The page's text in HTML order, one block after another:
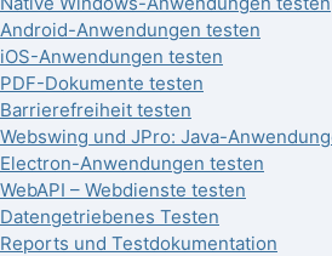
Android-Anwendungen testen
iOS-Anwendungen testen
PDF-Dokumente testen
Barrierefreiheit testen
Webswing und JPro: Java-
Electron-Anwendungen testen
WebAPI – Webdienste testen
Datengetriebenes Testen
Reports und Testdokumentation